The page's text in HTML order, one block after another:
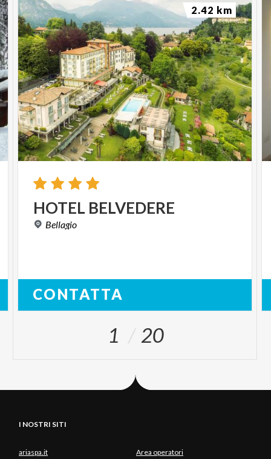
HOTEL BELVEDERE
Bellagio
CONTATTA
2.42 km
1 20
I NOSTRI SITI
ariaspa.it Area operatori